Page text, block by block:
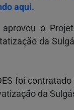
aqui.
o
da
foi
da